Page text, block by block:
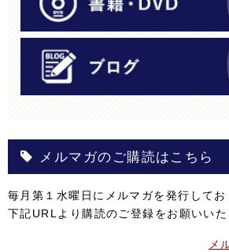
メルマガのご購読はこちら
毎月第１水曜日にメルマガを発行してお
下記URLより購読のご登録をお願いいた
メ